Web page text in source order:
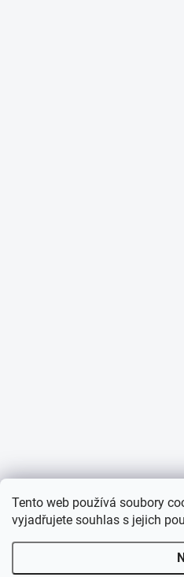
Tento web používá soubory
vyjadřujete souhlas s jejich